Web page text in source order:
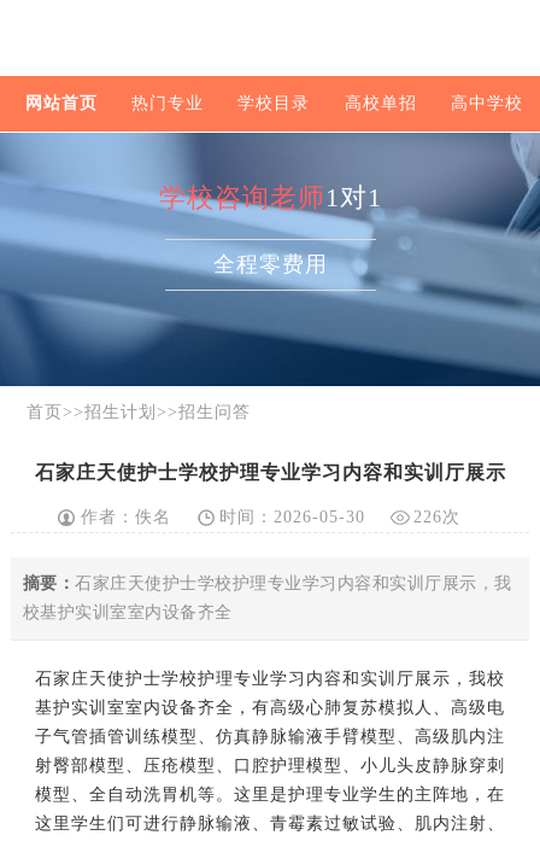
网站首页 热门专业 学校目录 高校单招 高中学校
学校咨询老师1对1
全程零费用
首页 >>招生计划 >>招生问答
石家庄天使护士学校护理专业学习内容和实训厅展示
作者：佚名 时间：2026-05-30 226次
摘要：石家庄天使护士学校护理专业学习内容和实训厅展示，我
校基护实训室室内设备齐全
石家庄天使护士学校护理专业学习内容和 实训厅展示 ，我校
基护实训室室内设备齐全，有高级心肺复苏模拟人、高级电
子气管插管训练模型、仿真静脉输液手臂模型、高级肌内注
射臀部模型、压疮模型、口腔护理模型、小儿头皮静脉穿刺
模型、全自动洗胃机等。这里是护理专业学生的主阵地，在
这里学生们可进行静脉输液、青霉素过敏试验、肌内注射、